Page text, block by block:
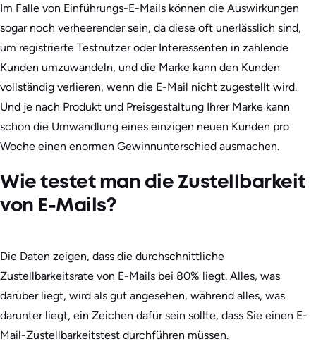
Im Falle von Einführungs-E-Mails können die Auswirkungen
sogar noch verheerender sein, da diese oft unerlässlich sind,
um registrierte Testnutzer oder Interessenten in zahlende
Kunden umzuwandeln, und die Marke kann den Kunden
vollständig verlieren, wenn die E-Mail nicht zugestellt wird.
Und je nach Produkt und Preisgestaltung Ihrer Marke kann
schon die Umwandlung eines einzigen neuen Kunden pro
Woche einen enormen Gewinnunterschied ausmachen.
Wie testet man die Zustellbarkeit
von E-Mails?
Die Daten zeigen, dass die durchschnittliche
Zustellbarkeitsrate von E-Mails bei 80% liegt. Alles, was
darüber liegt, wird als gut angesehen, während alles, was
darunter liegt, ein Zeichen dafür sein sollte, dass Sie einen E-
Mail-Zustellbarkeitstest durchführen müssen.